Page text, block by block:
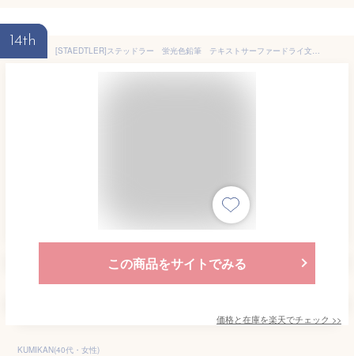
14th
[STAEDTLER]ステッドラー 蛍光色鉛筆 テキストサーファードライ文房具 筆記具 いろえんぴつ デザイン おしゃれ ステーショナリー デザイン 海外 輸入
この商品をサイトでみる
価格と在庫を楽天でチェック >>
KUMIKAN(40代・女性)